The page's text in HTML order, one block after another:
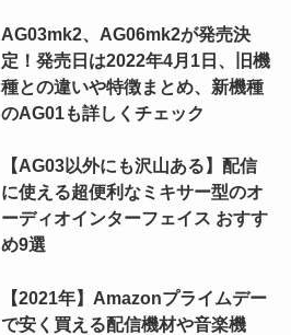
AG03mk2、AG06mk2が発売決
定！発売日は2022年4月1日、旧機
種との違いや特徴まとめ、新機種
のAG01も詳しくチェック
【AG03以外にも沢山ある】配信
に使える超便利なミキサー型のオ
ーディオインターフェイス おすす
め9選
【2021年】Amazonプライムデー
で安く買える配信機材や音楽機